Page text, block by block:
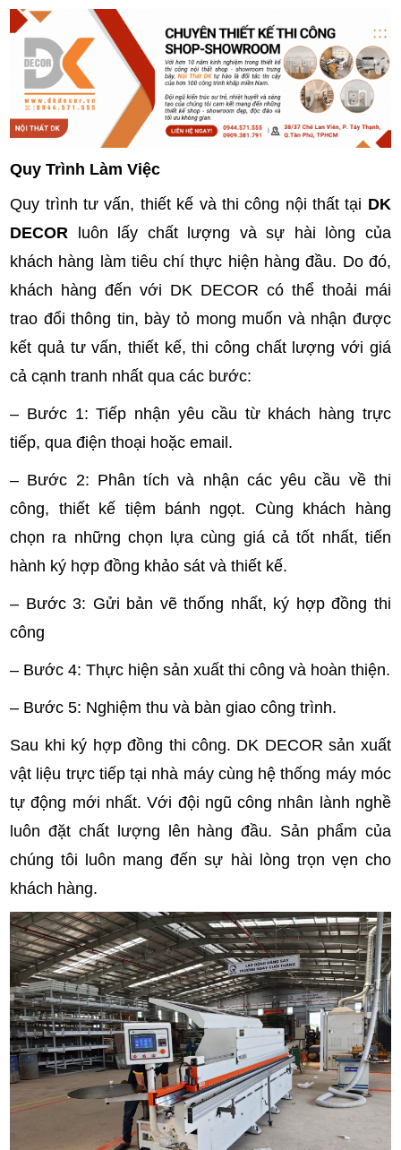
Quy Trình Làm Việc
Quy trình tư vấn, thiết kế và thi công nội thất tại DK
DECOR luôn lấy chất lượng và sự hài lòng của
khách hàng làm tiêu chí thực hiện hàng đầu. Do đó,
khách hàng đến với DK DECOR có thể thoải mái
trao đổi thông tin, bày tỏ mong muốn và nhận được
kết quả tư vấn, thiết kế, thi công chất lượng với giá
cả cạnh tranh nhất qua các bước:
– Bước 1: Tiếp nhận yêu cầu từ khách hàng trực
tiếp, qua điện thoại hoặc email.
– Bước 2: Phân tích và nhận các yêu cầu về thi
công, thiết kế tiệm bánh ngọt. Cùng khách hàng
chọn ra những chọn lựa cùng giá cả tốt nhất, tiến
hành ký hợp đồng khảo sát và thiết kế.
– Bước 3: Gửi bản vẽ thống nhất, ký hợp đồng thi
công
– Bước 4: Thực hiện sản xuất thi công và hoàn thiện.
– Bước 5: Nghiệm thu và bàn giao công trình.
Sau khi ký hợp đồng thi công. DK DECOR sản xuất
vật liệu trực tiếp tại nhà máy cùng hệ thống máy móc
tự động mới nhất. Với đội ngũ công nhân lành nghề
luôn đặt chất lượng lên hàng đầu. Sản phẩm của
chúng tôi luôn mang đến sự hài lòng trọn vẹn cho
khách hàng.